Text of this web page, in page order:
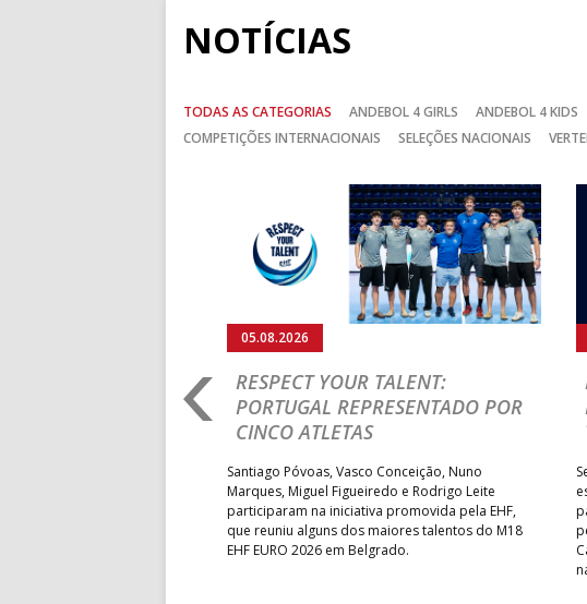
NOTÍCIAS
TODAS AS CATEGORIAS ANDEBOL 4 GIRLS ANDEBOL 4 KIDS
COMPETIÇÕES INTERNACIONAIS
SELEÇÕES NACIONAIS
05.08.2026
RESPECT YOUR TALENT:
PORTUGAL REPRESENTADO POR
CINCO ATLETAS
Santiago Póvoas, Vasco Conceição, Nuno
Marques, Miguel Figueiredo e Rodrigo Leite
participaram na iniciativa promovida pela EHF,
que reuniu alguns dos maiores talentos do M18
EHF EURO 2026 em Belgrado.